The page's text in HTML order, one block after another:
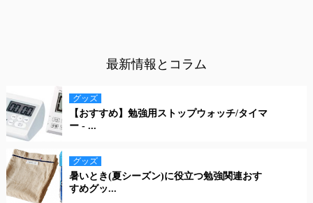
最新情報とコラム
グッズ
【おすすめ】勉強用ストップウォッチ/タイマ
ー - ...
グッズ
暑いとき(夏シーズン)に役立つ勉強関連おす
すめグッ...